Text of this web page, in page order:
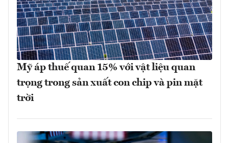
Mỹ áp thuế quan 15% với vật liệu quan
trọng trong sản xuất con chip và pin mặt
trời